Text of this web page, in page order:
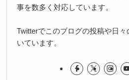
事を数多く対応しています。
Twitterでこのブログの投稿や日
いています。